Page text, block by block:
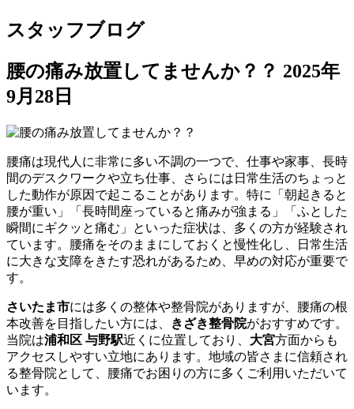
スタッフブログ
腰の痛み放置してませんか？？ 2025年
9月28日
腰痛は現代人に非常に多い不調の一つで、仕事や家事、長時
間のデスクワークや立ち仕事、さらには日常生活のちょっと
した動作が原因で起こることがあります。特に「朝起きると
腰が重い」「長時間座っていると痛みが強まる」「ふとした
瞬間にギクッと痛む」といった症状は、多くの方が経験され
ています。腰痛をそのままにしておくと慢性化し、日常生活
に大きな支障をきたす恐れがあるため、早めの対応が重要で
す。
さいたま市には多くの整体や整骨院がありますが、腰痛の根
本改善を目指したい方には、
きざき整骨院がおすすめです。
当院は浦和区 与野駅近くに位置しており、 大宮方面からも
アクセスしやすい立地にあります。地域の皆さまに信頼され
る整骨院として、腰痛でお困りの方に多くご利用いただいて
います。